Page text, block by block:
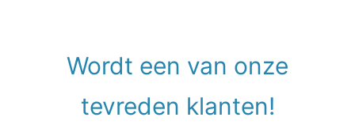
Wordt een van onze
tevreden klanten!